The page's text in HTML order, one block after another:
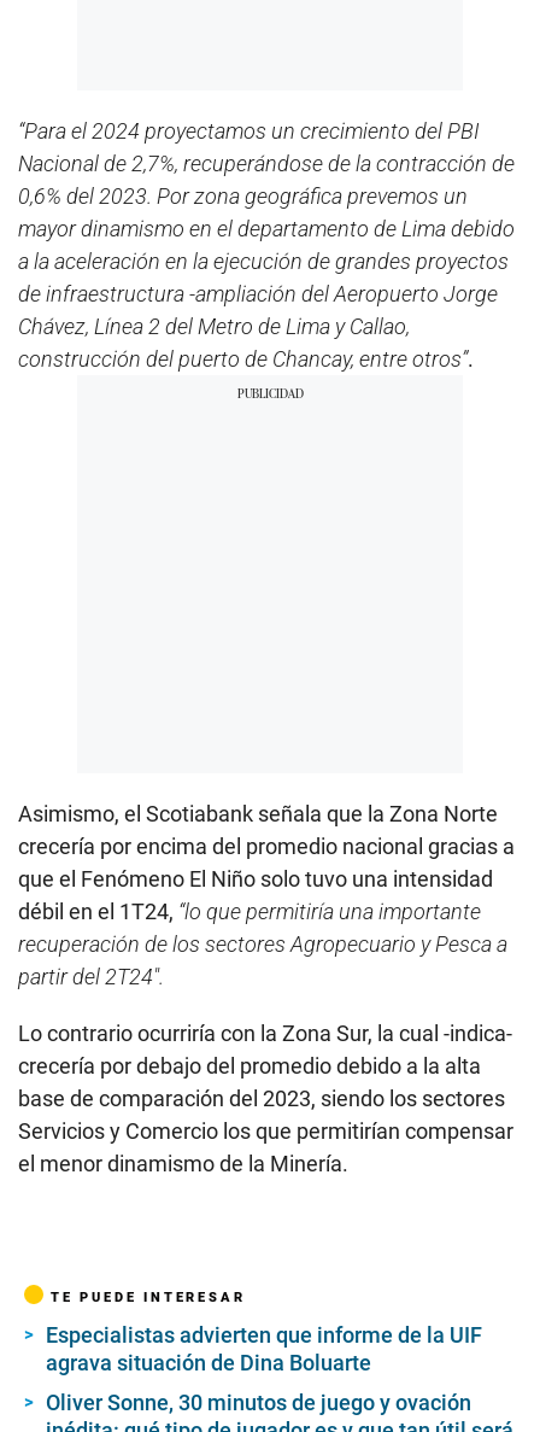
“Para el 2024 proyectamos un crecimiento del PBI
Nacional de 2,7%, recuperándose de la contracción de
0,6% del 2023. Por zona geográfica prevemos un
mayor dinamismo en el departamento de Lima debido
a la aceleración en la ejecución de grandes proyectos
de infraestructura -ampliación del Aeropuerto Jorge
Chávez, Línea 2 del Metro de Lima y Callao,
construcción del puerto de Chancay, entre otros”.
Asimismo, el Scotiabank señala que la Zona Norte
crecería por encima del promedio nacional gracias a
que el Fenómeno El Niño solo tuvo una intensidad
débil en el 1T24, “lo que permitiría una importante
recuperación de los sectores Agropecuario y Pesca a
partir del 2T24″.
Lo contrario ocurriría con la Zona Sur, la cual -indica-
crecería por debajo del promedio debido a la alta
base de comparación del 2023, siendo los sectores
Servicios y Comercio los que permitirían compensar
el menor dinamismo de la Minería.
TE PUEDE INTERESAR
Especialistas advierten que informe de la UIF
agrava situación de Dina Boluarte
Oliver Sonne, 30 minutos de juego y ovación